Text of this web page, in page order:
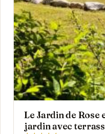
Le Jardin de Rose
jardin avec